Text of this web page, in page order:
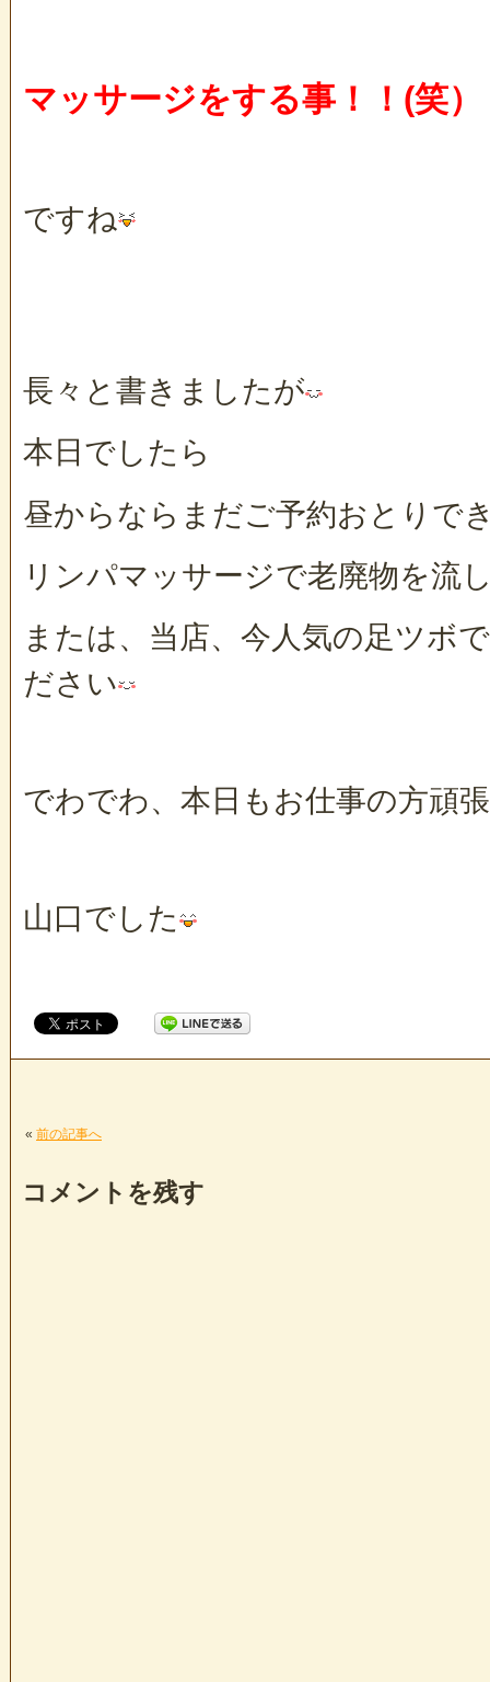
マッサージをする事！！(笑）
ですね
長々と書きましたが
本日でしたら
昼からならまだご予約おとりで
リンパマッサージで老廃物を流
または、当店、今人気の足ツボ
ださい
でわでわ、本日もお仕事の方頑
山口でした
« 前の記事へ
コメントを残す